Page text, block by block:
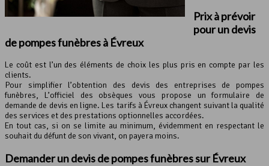
Prix à prévoir
pour un devis
de pompes funèbres à Évreux
Le coût est l’un des éléments de choix les plus pris en compte par les
clients.
Pour simplifier l’obtention des devis des entreprises de pompes
funèbres, L’officiel des obsèques vous propose un formulaire de
demande de devis en ligne. Les tarifs à Évreux changent suivant la qualité
des services et des prestations optionnelles accordées.
En tout cas, si on se limite au minimum, évidemment en respectant le
souhait du défunt de son vivant, on payera moins.
Demander un devis de pompes funèbres sur Évreux